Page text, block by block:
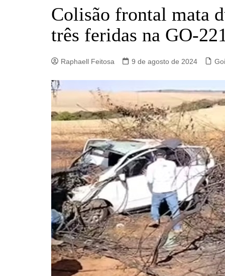
Campinorte
Campos Verdes
Ceres
Crixás
Estrela do Norte
Goianésia
Goiânia
Guarinos
Hidrolina
Ipiranga de Goiás
Itaberaí
Itaguaru
Itapuranga
Jaraguá
Colisão frontal mata
três feridas na GO-
Raphaell Feitosa 9 de agosto de 2024